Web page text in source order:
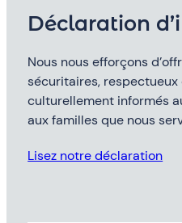
Déclaration
Nous nous efforçons
sécuritaires, respectueux
culturellement informés
aux familles que nous
Lisez notre déclaration